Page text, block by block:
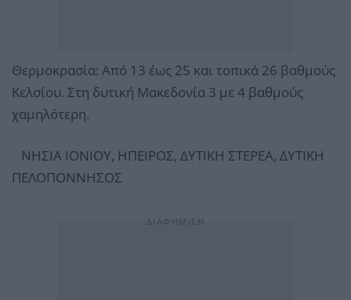
Θερμοκρασία: Από 13 έως 25 και τοπικά 26 βαθμούς
Κελσίου. Στη δυτική Μακεδονία 3 με 4 βαθμούς
χαμηλότερη.
ΝΗΣΙΑ ΙΟΝΙΟΥ, ΗΠΕΙΡΟΣ, ΔΥΤΙΚΗ ΣΤΕΡΕΑ, ΔΥΤΙΚΗ
ΠΕΛΟΠΟΝΝΗΣΟΣ